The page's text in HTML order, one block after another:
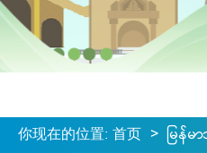
你现在的位置: 首页 > မြန်မ